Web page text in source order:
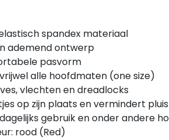
spandex materiaal
ademend ontwerp
pasvorm
alle hoofdmaten (one size)
vlechten en dreadlocks
op zijn plaats en vermindert pluis
gebruik en onder andere
rood (Red)